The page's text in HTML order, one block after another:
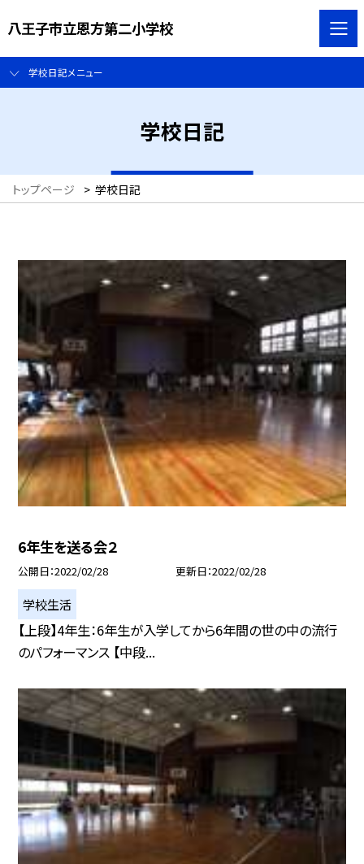
八王子市立恩方第二小学校
学校日記メニュー
学校日記
トップページ > 学校日記
6年生を送る会２
公開日 2022/02/28 更新日 2022/02/28
学校生活
【上段】4年生：6年生が入学してから6年間の世の中の流行
のパフォーマンス 【中段...